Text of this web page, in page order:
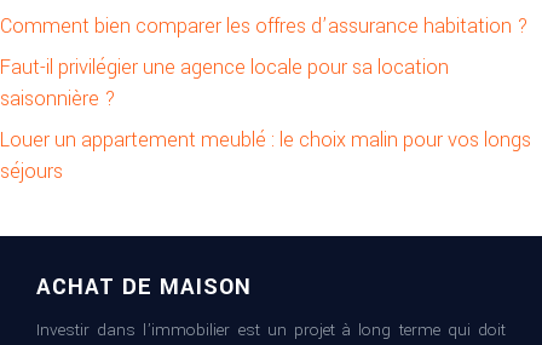
Comment bien comparer les offres d’assurance habitation ?
Faut-il privilégier une agence locale pour sa location
saisonnière ?
Louer un appartement meublé : le choix malin pour vos longs
séjours
ACHAT DE MAISON
Investir dans l’immobilier est un projet à long terme qui doit